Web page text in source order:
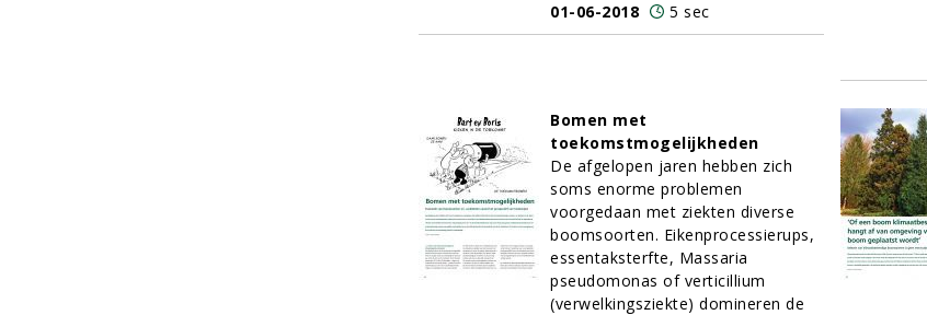
01-06-2018
5 sec
Bomen met
toekomstmogelijkheden
De afgelopen jaren hebben zich
soms enorme problemen
voorgedaan met ziekten diverse
boomsoorten. Eikenprocessierups,
essentaksterfte, Massaria
pseudomonas of verticillium
(verwelkingsziekte) domineren de